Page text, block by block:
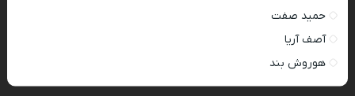
حمید صفت
آصف آریا
هوروش بند